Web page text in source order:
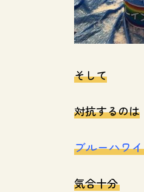
そして
対抗するのは
ブルーハワイ
気合十分